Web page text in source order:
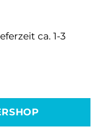
€.
ca. 1-3